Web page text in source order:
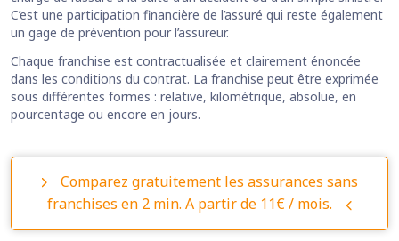
C’est une participation financière de l’assuré qui reste également
un gage de prévention pour l’assureur.
Chaque franchise est contractualisée et clairement énoncée
dans les conditions du contrat. La franchise peut être exprimée
sous différentes formes : relative, kilométrique, absolue, en
pourcentage ou encore en jours.
Comparez gratuitement les assurances sans
franchises en 2 min. A partir de 11€ / mois.